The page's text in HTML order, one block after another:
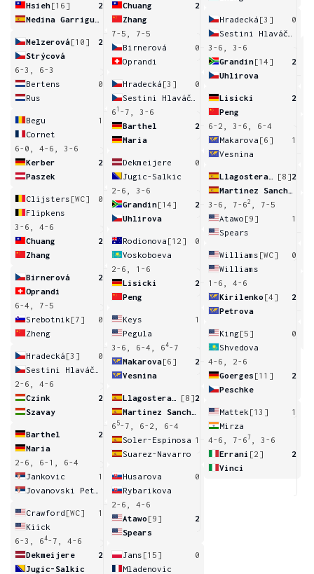
Hsieh[16]
2
Melzerová[10]
2
Strýcová
6-3, 6-3
Bertens
0
Rus
Begu
1
Cornet
6-0, 4-6, 3-6
Kerber
2
Paszek
Clijsters [WC]
0
Flipkens
3-6, 4-6
Chuang
2
Zhang
Birnerová
2
Oprandi
6-4, 7-5
Srebotnik [7]
0
Zheng
Hradecká [3]
0
2-6, 4-6
Czink
2
Szavay
Barthel
2
Maria
2-6, 6-1, 6-4
Jankovic
1
Crawford [WC]
1
Kiick
6-3, 64-7, 4-6
Dekmeijere
2
Jugic-Salkic
Chuang
2
Zhang
7-5, 7-5
Birnerová
0
Oprandi
Hradecká [3]
0
6 1 -7, 3-6
Barthel
2
Maria
Dekmeijere
0
Jugic-Salkic
2-6, 3-6
Grandin[14]
2
Uhlirova
Rodionova [12]
0
Voskoboeva
2-6, 1-6
Lisicki
2
Peng
Keys
1
Pegula
3-6, 6-4, 64-7
Makarova[6]
2
Vesnina
[8]2
6 5-7, 6-2, 6-4
Soler-Espinosa 1
Suarez-Navarro
Husarova
0
Rybarikova
2-6, 4-6
Atawo [9]
2
Spears
Jans [15]
0
Mladenovic
Hradecká [3]
0
3-6, 3-6
Grandin[14]
2
Uhlirova
Lisicki
2
Peng
6-2, 3-6, 6-4
Makarova [6]
1
Vesnina
[8]2
3-6, 7-62
, 7-5
Atawo [9]
1
Spears
Williams [WC]
0
Williams
1-6, 4-6
Kirilenko [4]
2
Petrova
King[5]
0
Shvedova
4-6, 2-6
Goerges [11]
2
Peschke
Mattek [13]
1
Mirza
4-6, 7-67
, 3-6
Errani [2]
2
Vinci